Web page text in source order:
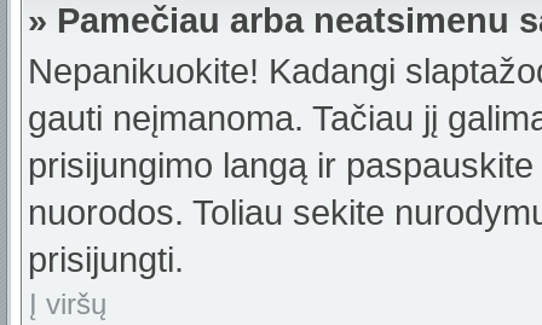
» Pamečiau arba neatsimenu
Nepanikuokite! Kadangi
gauti neįmanoma. Tačiau jį
prisijungimo langą ir
nuorodos. Toliau sekite
prisijungti.
Į viršų